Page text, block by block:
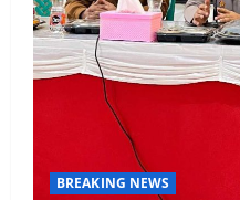
BREAKING NEWS